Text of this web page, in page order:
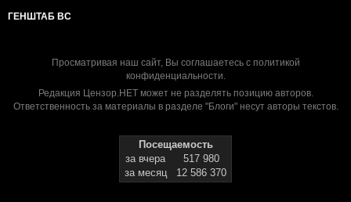
ГЕНШТАБ ВС
Просматривая наш сайт, Вы соглашаетесь с политикой
конфиденциальности.
Редакция Цензор.НЕТ может не разделять позицию авторов.
Ответственность за материалы в разделе "Блоги" несут авторы текстов.
Посещаемость
за вчера
517 980
за месяц
12 586 370